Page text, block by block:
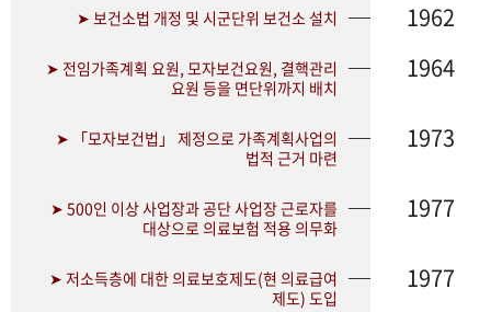
➤ 보건소법 개정 및 시군단위 보건소 설치 1962
➤ 전임가족계획 요원, 모자보건요원, 결핵관리
요원 등을 면단위까지 배치
1964
➤ 「모자보건법」 제정으로 가족계획사업의
법적 근거 마련
1973
➤ 500인 이상 사업장과 공단 사업장 근로자를
대상으로 의료보험 적용 의무화
1977
➤ 저소득층에 대한 의료보호제도(현 의료급여
제도) 도입
1977